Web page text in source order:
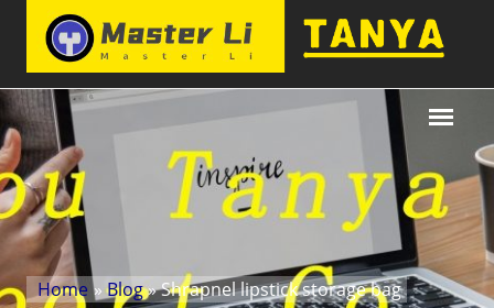
Home »Blog» Shrapnel lipstick storage bag